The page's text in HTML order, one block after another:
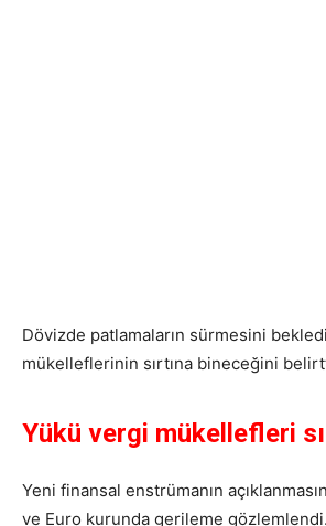
Dövizde patlamaların sürmesini
mükelleflerinin sırtına bineceğini
Yükü vergi mükellefleri
Yeni finansal enstrümanın
ve Euro kurunda gerileme gözlemlendi.